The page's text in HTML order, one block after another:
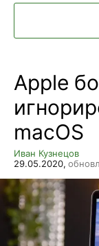
Apple
macOS
Иван Кузнецов
29.05.2020,